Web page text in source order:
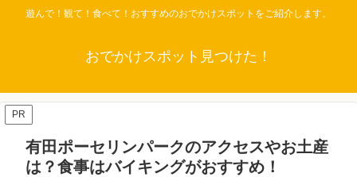
遊んで！観て！食べて！おすすめのおでかけスポットをご紹介します。
おでかけスポット見つけた！
PR
有田ポーセリンパークのアクセスやお土産
は？食事はバイキングがおすすめ！